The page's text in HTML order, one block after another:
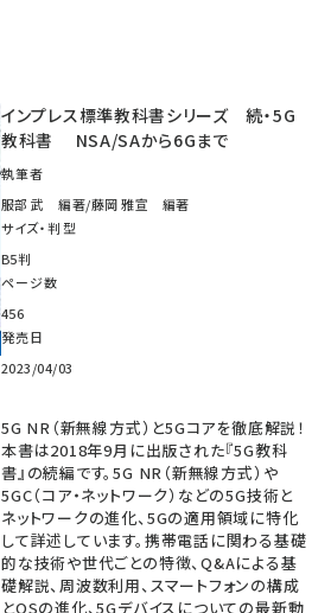
インプレス標準教科書シリーズ 続・5G
教科書 NSA/SAから6Gまで
執筆者
服部 武 編著/藤岡 雅宣 編著
サイズ・判型
B5判
ページ数
456
発売日
2023/04/03
5G NR（新無線方式）と5Gコアを徹底解説！
本書は2018年9月に出版された『5G教科
書』の続編です。5G NR（新無線方式）や
5GC（コア・ネットワーク）などの5G技術と
ネットワークの進化、5Gの適用領域に特化
して詳述しています。携帯電話に関わる基礎
的な技術や世代ごとの特徴、Q&Aによる基
礎解説、周波数利用、スマートフォンの構成
とOSの進化、5Gデバイスについての最新動